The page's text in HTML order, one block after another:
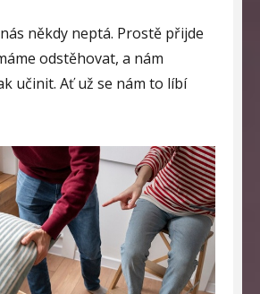
někdy neptá. Prostě přijde
odstěhovat, a nám
učinit. Ať už se nám to líbí